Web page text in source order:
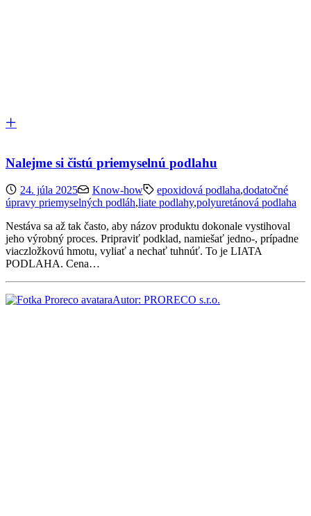
Nalejme si čistú priemyselnú podlahu
24. júla 2025 Know-how epoxidová podlaha,dodatočné
úpravy priemyselných podláh,liate podlahy,polyuretánová podlaha
Nestáva sa až tak často, aby názov produktu dokonale vystihoval
jeho výrobný proces. Pripraviť podklad, namiešať jedno-, prípadne
viaczložkovú hmotu, vyliať a nechať tuhnúť. To je LIATA
PODLAHA. Cena…
Autor: PRORECO s.r.o.